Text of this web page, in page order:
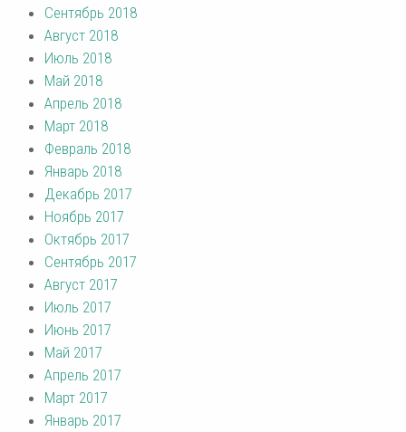
Сентябрь 2018
Август 2018
Июль 2018
Май 2018
Апрель 2018
Март 2018
Февраль 2018
Январь 2018
Декабрь 2017
Ноябрь 2017
Октябрь 2017
Сентябрь 2017
Август 2017
Июль 2017
Июнь 2017
Май 2017
Апрель 2017
Март 2017
Январь 2017